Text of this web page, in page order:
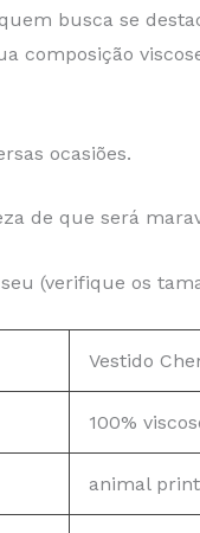
busca se
composição
ocasiões.
de que será
(verifique os
Vestido
100%
animal print